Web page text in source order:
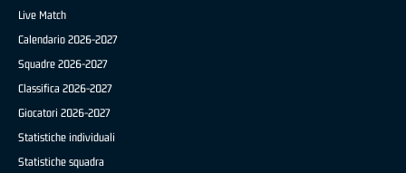
Live Match
Calendario 2026-2027
Squadre 2026-2027
Classifica 2026-2027
Giocatori 2026-2027
Statistiche individuali
Statistiche squadra